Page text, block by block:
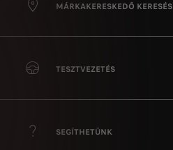
MÁRKAKERESKEDŐ KERESÉS
TESZTVEZETÉS
SEGÍTHETÜNK